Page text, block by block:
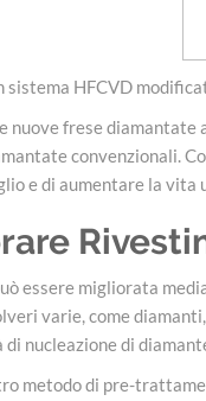
sistema HFCVD
nuove frese
convenzionali.
e di aumentare la vita
essere migliorata
varie, come
nucleazione di
metodo di pre-